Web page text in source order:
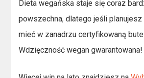
Dieta wegańska staje się coraz
powszechna, dlatego jeśli
mieć w zanadrzu certyfikowaną
Wdzięczność wegan gwarantowana!